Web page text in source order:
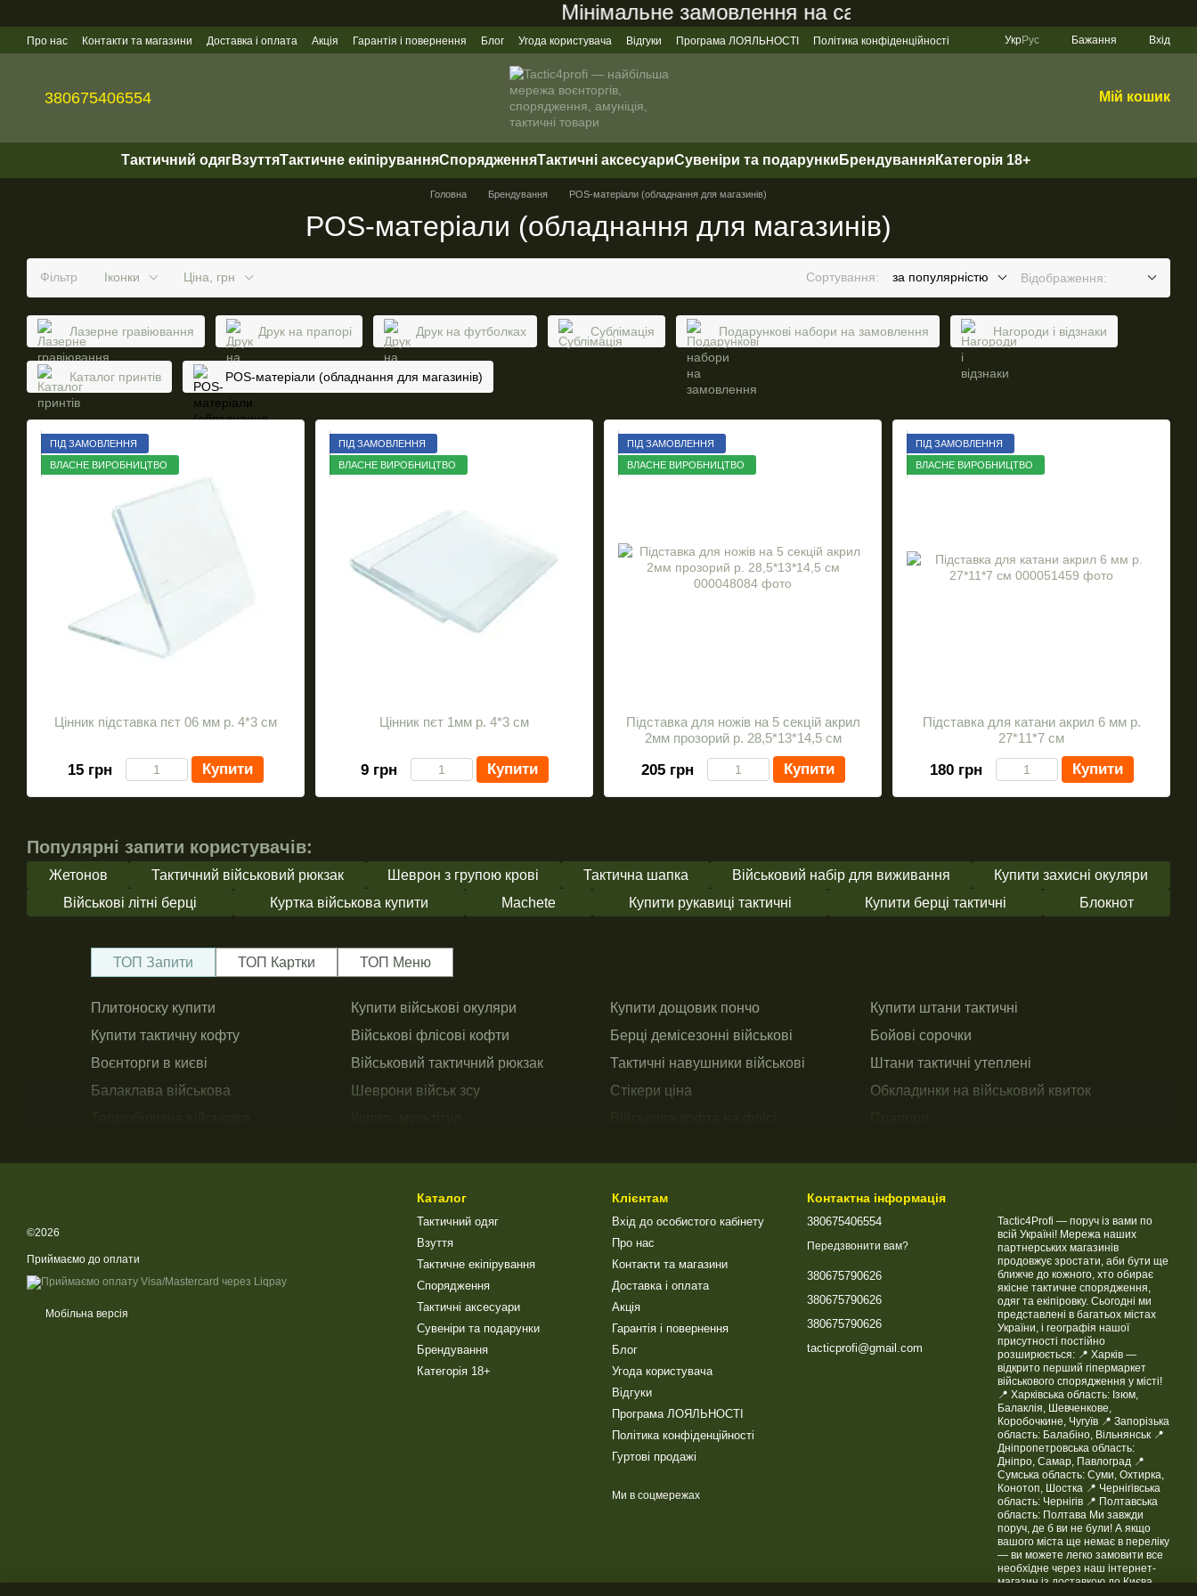
Мінімальне замовлення на сайті становить 200 грн
Про нас Контакти та магазини Доставка і оплата Акція Гарантія і повернення Блог Угода користувача Відгуки Програма ЛОЯЛЬНОСТІ
Політика конфіденційності
УкрРус Бажання Вхід
380675406554 Мій кошик
Тактичний одягВзуттяТактичне екіпіруванняСпорядженняТактичні аксесуариСувеніри та подарунки БрендуванняКатегорія 18+
Головна Брендування POS-матеріали (обладнання для магазинів)
POS-матеріали (обладнання для магазинів)
Фільтр Іконки Ціна, грн Сортування: за популярністю Відображення:
Популярні запити користувачів:
Жетонов Тактичний військовий рюкзак Шеврон з групою крові Тактична шапка Військовий набір для виживання
Купити захисні окуляри
Військові літні берці
Куртка військова купити Machete Купити рукавиці тактичні Купити берці тактичні Блокнот
ТОП Запити ТОП Картки ТОП Меню
Плитоноску купити Купити військові окуляри Купити дощовик пончо
Купити штани тактичні
Купити тактичну кофту
Військові флісові кофти Берці демісезонні військові
Бойові сорочки
Воєнторги в києві
Військовий тактичний рюкзак Тактичні навушники військові
Штани тактичні утеплені
Балаклава військова
Шеврони військ зсу Стікери ціна
Обкладинки на військовий квиток
Лазерне гравіювання Друк на прапорі Друк на футболках Сублімація Подарункові набори на замовлення Нагороди і відзнаки
Каталог принтів POS-матеріали (обладнання для магазинів)
ПІД ЗАМОВЛЕННЯ
ВЛАСНЕ ВИРОБНИЦТВО
Цінник підставка пєт 06 мм р. 4*3 см
15 грн Купити
ПІД ЗАМОВЛЕННЯ
ВЛАСНЕ ВИРОБНИЦТВО
Цінник пєт 1мм р. 4*3 см
9 грн Купити
ПІД ЗАМОВЛЕННЯ
ВЛАСНЕ ВИРОБНИЦТВО
Підставка для ножів на 5 секцій акрил
2мм прозорий р. 28,5*13*14,5 см
205 грн Купити
ПІД ЗАМОВЛЕННЯ
ВЛАСНЕ ВИРОБНИЦТВО
Підставка для катани акрил 6 мм р.
27*11*7 см
180 грн Купити
©2026
Приймаємо до оплати
Мобільна версія
Каталог
Тактичний одяг
Взуття
Тактичне екіпірування
Спорядження
Тактичні аксесуари
Сувеніри та подарунки
Брендування
Категорія 18+
Клієнтам
Вхід до особистого кабінету
Про нас
Контакти та магазини
Доставка і оплата
Акція
Гарантія і повернення
Блог
Угода користувача
Відгуки
Програма ЛОЯЛЬНОСТІ
Політика конфіденційності
Гуртові продажі
Ми в соцмережах
Контактна інформація
380675406554
Передзвонити вам?
380675790626
380675790626
380675790626
tacticprofi@gmail.com
Tactic4Profi — поруч із вами по
всій Україні! Мережа наших
партнерських магазинів
продовжує зростати, аби бути ще
ближче до кожного, хто обирає
якісне тактичне спорядження,
одяг та екіпіровку. Сьогодні ми
представлені в багатьох містах
України, і географія нашої
присутності постійно
розширюється: 📍 Харків —
відкрито перший гіпермаркет
військового спорядження у місті!
📍 Харківська область: Ізюм,
Балаклія, Шевченкове,
Коробочкине, Чугуїв 📍 Запорізька
область: Балабіно, Вільнянськ 📍
Дніпропетровська область:
Дніпро, Самар, Павлоград 📍
Сумська область: Суми, Охтирка,
Конотоп, Шостка 📍 Чернігівська
область: Чернігів 📍 Полтавська
область: Полтава Ми завжди
поруч, де б ви не були! А якщо
вашого міста ще немає в переліку
— ви можете легко замовити все
необхідне через наш інтернет-
магазин із доставкою до Києва,